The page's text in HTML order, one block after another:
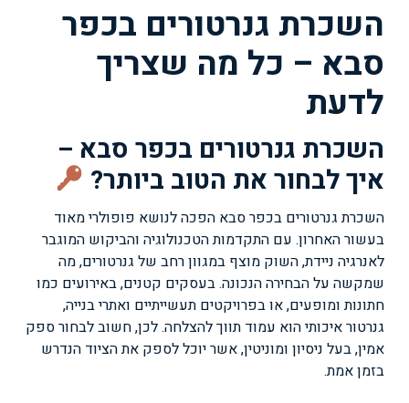
השכרת גנרטורים בכפר
סבא – כל מה שצריך
לדעת
השכרת גנרטורים בכפר סבא –
איך לבחור את הטוב ביותר?
השכרת גנרטורים בכפר סבא הפכה לנושא פופולרי מאוד
בעשור האחרון. עם התקדמות הטכנולוגיה והביקוש המוגבר
לאנרגיה ניידת, השוק מוצף במגוון רחב של גנרטורים, מה
שמקשה על הבחירה הנכונה. בעסקים קטנים, באירועים כמו
חתונות ומופעים, או בפרויקטים תעשייתיים ואתרי בנייה,
גנרטור איכותי הוא עמוד תווך להצלחה. לכן, חשוב לבחור ספק
אמין, בעל ניסיון ומוניטין, אשר יוכל לספק את הציוד הנדרש
בזמן אמת.